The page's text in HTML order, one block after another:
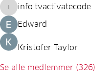
info.tvactivatecode
info.tvactivatecode
Edward
Kristofer Taylor
Se alle medlemmer (326)